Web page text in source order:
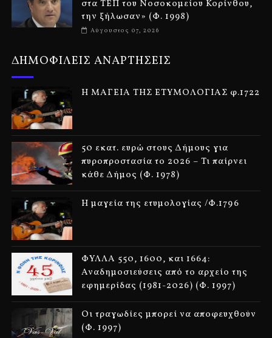
στα ΤΕΠ του Νοσοκομείου Κορίνθου,
την ξήλωσαν» (Φ. 1998)
Αύγουστος 07, 2026
ΔΗΜΟΦΙΛΕΙΣ ΑΝΑΡΤΗΣΕΙΣ
Η ΜΑΓΕΙΑ ΤΗΣ ΕΤΥΜΟΛΟΓΙΑΣ φ.1722
50 εκατ. ευρώ στους Δήμους για
πυροπροστασία το 2026 – Τι παίρνει
κάθε Δήμος (Φ. 1978)
Η μαγεία της ετυμολογίας /Φ.1796
ΦΥΛΛΑ 550, 1600, και 1664:
Αναδημοσιεύσεις από το αρχείο της
εφημερίδας (1981-2026) (Φ. 1997)
Οι τραγωδίες μπορεί να αποφευχθούν
(Φ. 1997)